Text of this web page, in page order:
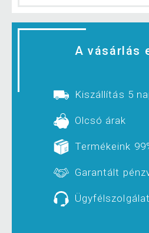
A vásárlás
Kiszállítás 5
Olcsó árak
Termékeink
Garantált
Ügyfélszolgálat